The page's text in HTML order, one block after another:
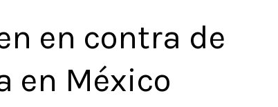
en contra de
en México